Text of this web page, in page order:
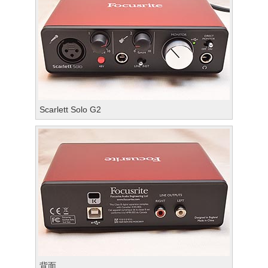
Scarlett Solo G2
背面